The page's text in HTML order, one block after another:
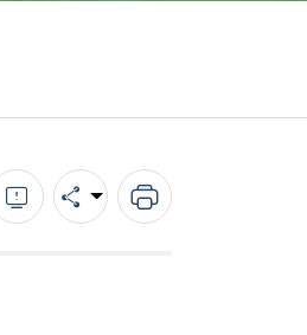
頁
錯誤回報分享 列印